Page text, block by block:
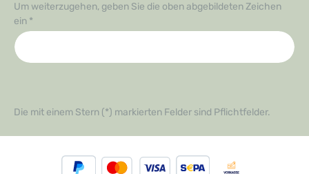
Um weiterzugehen, geben Sie die oben abgebildeten Zeichen
ein *
Die mit einem Stern (*) markierten Felder sind Pflichtfelder.